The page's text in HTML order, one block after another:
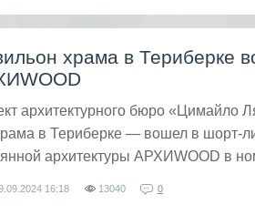
храма в Териберке
архитектурного бюро
в Териберке — вошел в шорт-
архитектуры АРХИWOOD в
16:18 13040 0